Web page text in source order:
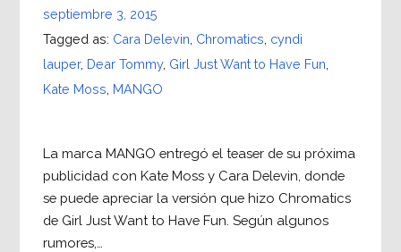
septiembre 3, 2015
Tagged as: Cara Delevin Chromatics cyndi
lauper, Dear Tommy, Girl Just Want to Have Fun
Kate Moss MANGO
La marca MANGO entregó el teaser de su próxima
publicidad con Kate Moss y Cara Delevin, donde
se puede apreciar la versión que hizo Chromatics
de Girl Just Want to Have Fun. Según algunos
rumores,…